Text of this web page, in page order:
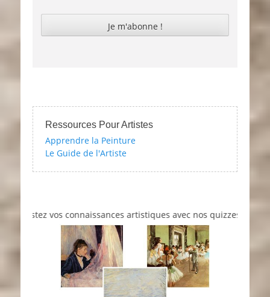
Ressources Pour Artistes
Apprendre la Peinture
Le Guide de l'Artiste
vos connaissances artistiques avec nos quizzes sur